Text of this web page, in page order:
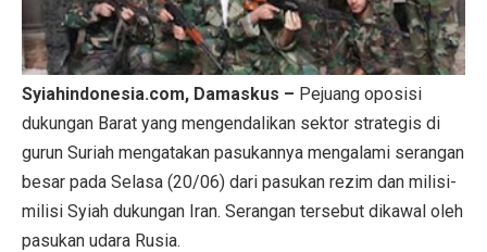
Syiahindonesia.com, Damaskus – Pejuang oposisi
dukungan Barat yang mengendalikan sektor strategis di
gurun Suriah mengatakan pasukannya mengalami serangan
besar pada Selasa (20/06) dari pasukan rezim dan milisi-
milisi Syiah dukungan Iran. Serangan tersebut dikawal oleh
pasukan udara Rusia.